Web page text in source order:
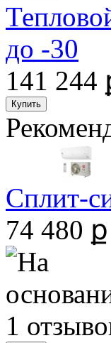
до -30
141 244
Сплит-
74 480 ք